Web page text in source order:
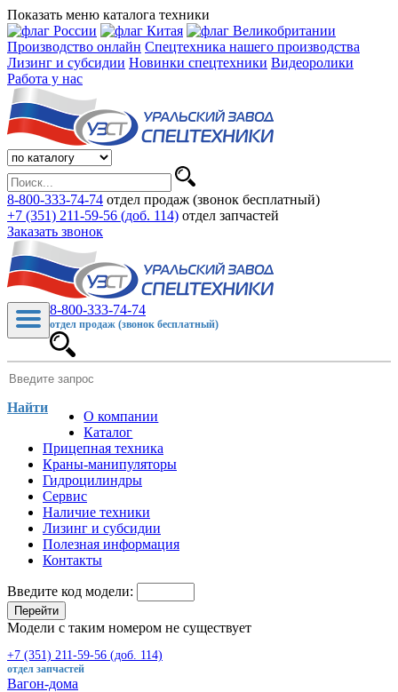
Показать меню каталога техники
Производство онлайн Спецтехника нашего производства
Лизинг и субсидии Новинки спецтехники Видеоролики
Работа у нас
8-800-333-74-74 отдел продаж (звонок бесплатный)
+7 (351) 211-59-56 (доб. 114) отдел запчастей
Заказать звонок
8-800-333-74-74
отдел продаж (звонок бесплатный)
Найти
О компании
Каталог
Прицепная техника
Краны-манипуляторы
Гидроцилиндры
Сервис
Наличие техники
Лизинг и субсидии
Полезная информация
Контакты
Введите код модели:
Перейти
Модели с таким номером не существует
+7 (351) 211-59-56 (доб. 114)
отдел запчастей
Вагон-дома